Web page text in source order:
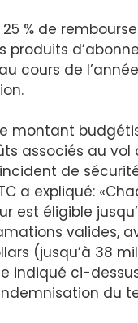
25 % de
produits
cours de
montant
associés au vol
de
a expliqué:
est éligible
valides,
(jusqu’à 38
indiqué ci-
du